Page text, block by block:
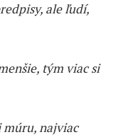
ale ľudí,
tým viac si
najviac